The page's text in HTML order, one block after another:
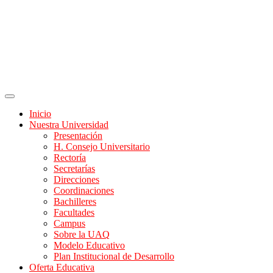
Inicio
Nuestra Universidad
Presentación
H. Consejo Universitario
Rectoría
Secretarías
Direcciones
Coordinaciones
Bachilleres
Facultades
Campus
Sobre la UAQ
Modelo Educativo
Plan Institucional de Desarrollo
Oferta Educativa